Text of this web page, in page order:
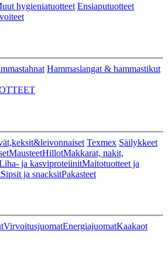
hygieniatuotteet Ensiaputuotteet
Hammaslangat & hammastikut
Texmex Säilykkeet
MausteetHillotMakkarat, nakit,
ja kasviproteiinitMaitotuotteet ja
Sipsit ja snacksitPakasteet
VirvoitusjuomatEnergiajuomatKaakaot